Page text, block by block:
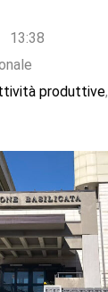
13:38
produttive,